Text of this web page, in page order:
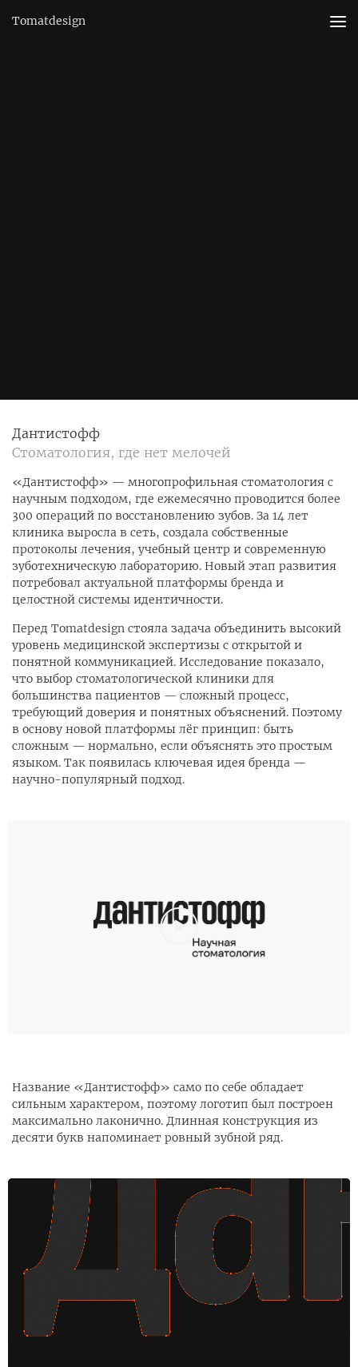
Tomatdesign
Дантистофф
Стоматология, где нет мелочей
«Дантистофф» — многопрофильная стоматология с
научным подходом, где ежемесячно проводится более
300 операций по восстановлению зубов. За 14 лет
клиника выросла в сеть, создала собственные
протоколы лечения, учебный центр и современную
зуботехническую лабораторию. Новый этап развития
потребовал актуальной платформы бренда и
целостной системы идентичности.
Перед Tomatdesign стояла задача объединить высокий
уровень медицинской экспертизы с открытой и
понятной коммуникацией. Исследование показало,
что выбор стоматологической клиники для
большинства пациентов — сложный процесс,
требующий доверия и понятных объяснений. Поэтому
в основу новой платформы лёг принцип: быть
сложным — нормально, если объяснять это простым
языком. Так появилась ключевая идея бренда —
научно-популярный подход.
Название «Дантистофф» само по себе обладает
сильным характером, поэтому логотип был построен
максимально лаконично. Длинная конструкция из
десяти букв напоминает ровный зубной ряд.